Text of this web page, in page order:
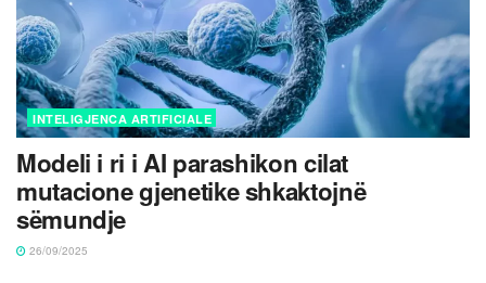
INTELIGJENCA ARTIFICIALE
Modeli i ri i AI parashikon cilat
mutacione gjenetike shkaktojnë
sëmundje
26/09/2025